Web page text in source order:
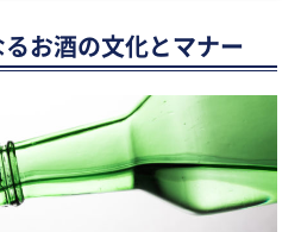
お酒の文化とマナー